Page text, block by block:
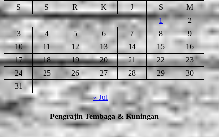
S
S R K J S
M
1
2
3
4 5 6 7 8
9
10
11 12 13 14 15
16
17
18 19 20 21 22
23
24
25 26 27 28 29
30
31
« Jul
Pengrajin Tembaga & Kuningan